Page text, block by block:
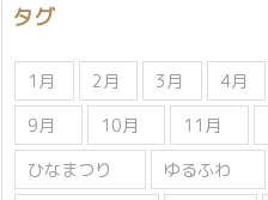
ー
タグ
1月 2月 3月 4月
9月
10月 11月
ひなまつり
ゆるふわ